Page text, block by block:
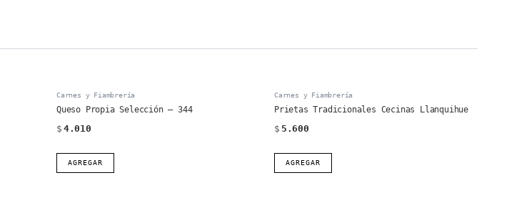
Carnes y Fiambrería
Queso Propia Selección – 344
$ 4.010
AGREGAR
Carnes y Fiambrería
Prietas Tradicionales Cecinas Llanquihue
$ 5.600
AGREGAR